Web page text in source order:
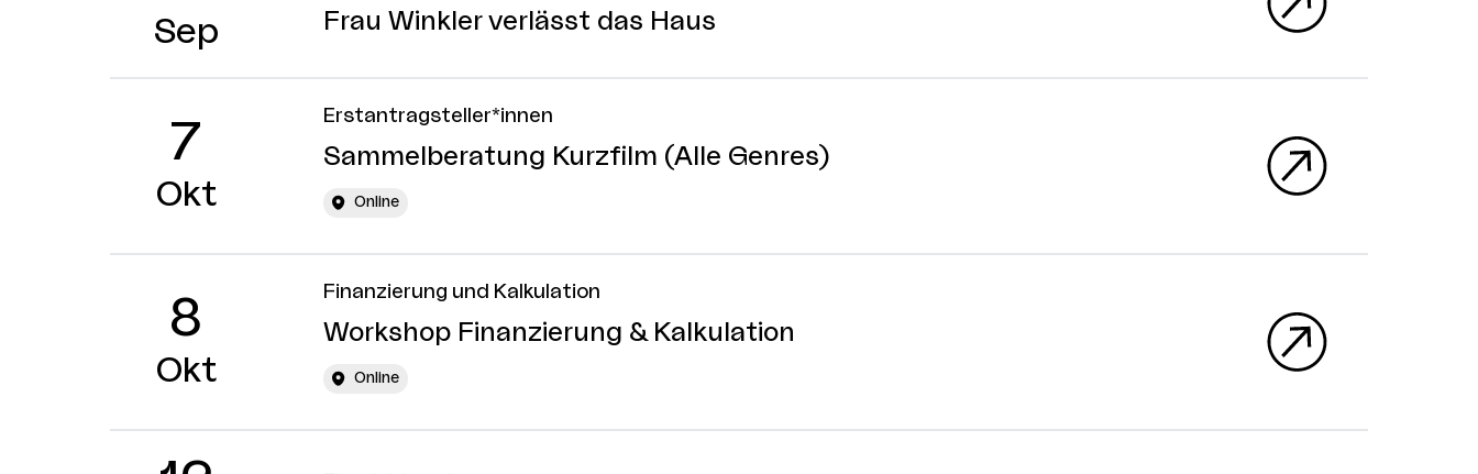
Sep Frau Winkler verlässt das Haus
7
Okt
Erstantragsteller*innen
Sammelberatung Kurzfilm (Alle Genres)
Online
8
Okt
Finanzierung und Kalkulation
Workshop Finanzierung & Kalkulation
Online